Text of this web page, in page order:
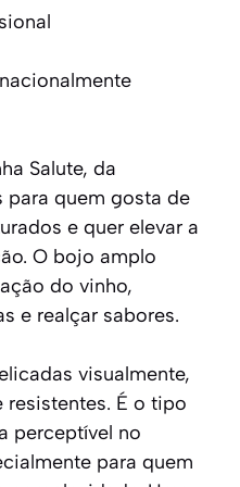
Salute, da
para quem gosta de
e quer elevar a
O bojo amplo
do vinho,
e realçar sabores.
visualmente,
resistentes. É o tipo
perceptível no
para quem